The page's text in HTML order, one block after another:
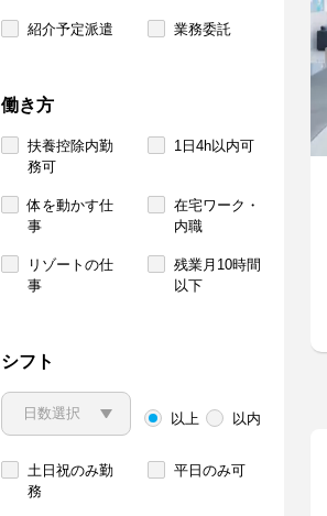
紹介予定派遣 業務委託
働き方
扶養控除内勤
務可
1日4h以内可
体を動かす仕
事
在宅ワーク・
内職
リゾートの仕
事
残業月10時間
以下
シフト
以上 以内
土日祝のみ勤
務
平日のみ可